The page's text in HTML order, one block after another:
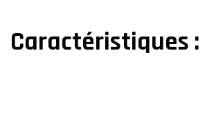
Caractéristiques :